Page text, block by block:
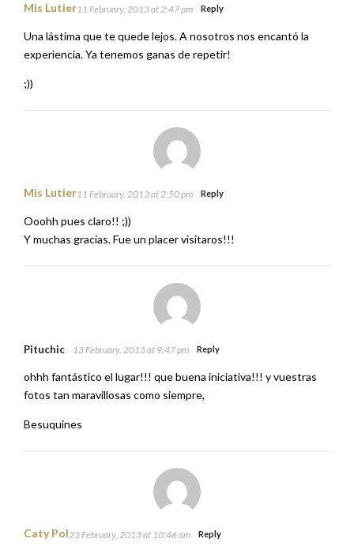
Mis Lutier11 February, 2013 at 2:47 pm Reply
Una lástima que te quede lejos. A nosotros nos encantó la
experiencia. Ya tenemos ganas de repetir!
;))
Mis Lutier11 February, 2013 at 2:50 pm Reply
Ooohh pues claro!! ;))
Y muchas gracias. Fue un placer visitaros!!!
Pituchic 13 February, 2013 at 9:47 pm Reply
ohhh fantástico el lugar!!! que buena iniciativa!!! y vuestras
fotos tan maravillosas como siempre,
Besuquines
Caty Pol23 February, 2013 at 10:46 am Reply